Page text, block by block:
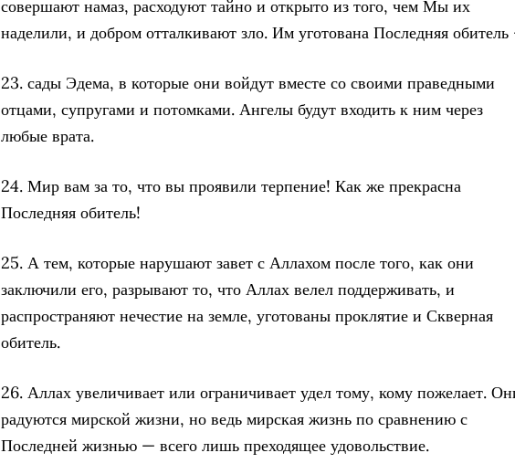
совершают намаз, расходуют тайно и открыто из того, чем Мы их
наделили, и добром отталкивают зло. Им уготована Последняя
23. сады Эдема, в которые они войдут вместе со своими праведными
отцами, супругами и потомками. Ангелы будут входить к ним через
любые врата.
24. Мир вам за то, что вы проявили терпение! Как же прекрасна
Последняя обитель!
25. А тем, которые нарушают завет с Аллахом после того, как они
заключили его, разрывают то, что Аллах велел поддерживать, и
распространяют нечестие на земле, уготованы проклятие и Скверная
обитель.
26. Аллах увеличивает или ограничивает удел тому, кому пожелает.
радуются мирской жизни, но ведь мирская жизнь по сравнению с
Последней жизнью — всего лишь преходящее удовольствие.